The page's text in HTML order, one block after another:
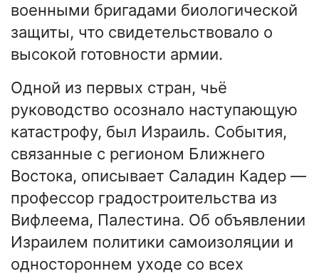
военными бригадами биологической
защиты, что свидетельствовало о
высокой готовности армии.
Одной из первых стран, чьё
руководство осознало наступающую
катастрофу, был Израиль. События,
связанные с регионом Ближнего
Востока, описывает Саладин Кадер —
профессор градостроительства из
Вифлеема, Палестина. Об объявлении
Израилем политики самоизоляции и
одностороннем уходе со всех